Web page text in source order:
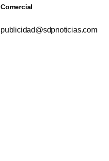
Comercial
publicidad@sdpnoticias.com